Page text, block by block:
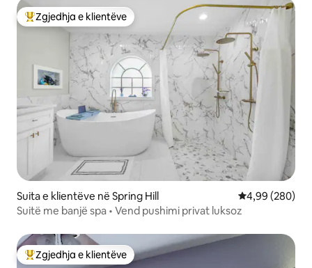
Më të mirat e zgjedhjeve të klientëve
Zgjedhja e klientëve
Suita e klientëve në Spring Hill Vlerësimi
4,99 (280)
Suitë me banjë spa • Vend pushimi privat luksoz
Më të mirat e zgjedhjeve të klientëve
Zgjedhja e klientëve